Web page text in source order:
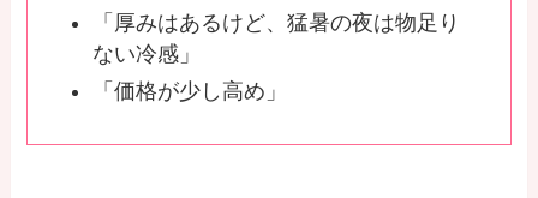
「厚みはあるけど、猛暑の夜は物足り
ない冷感」
「価格が少し高め」